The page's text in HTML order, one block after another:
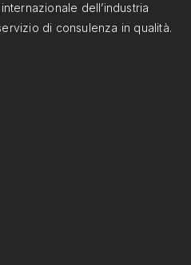
dell’industria
di consulenza in qualità.